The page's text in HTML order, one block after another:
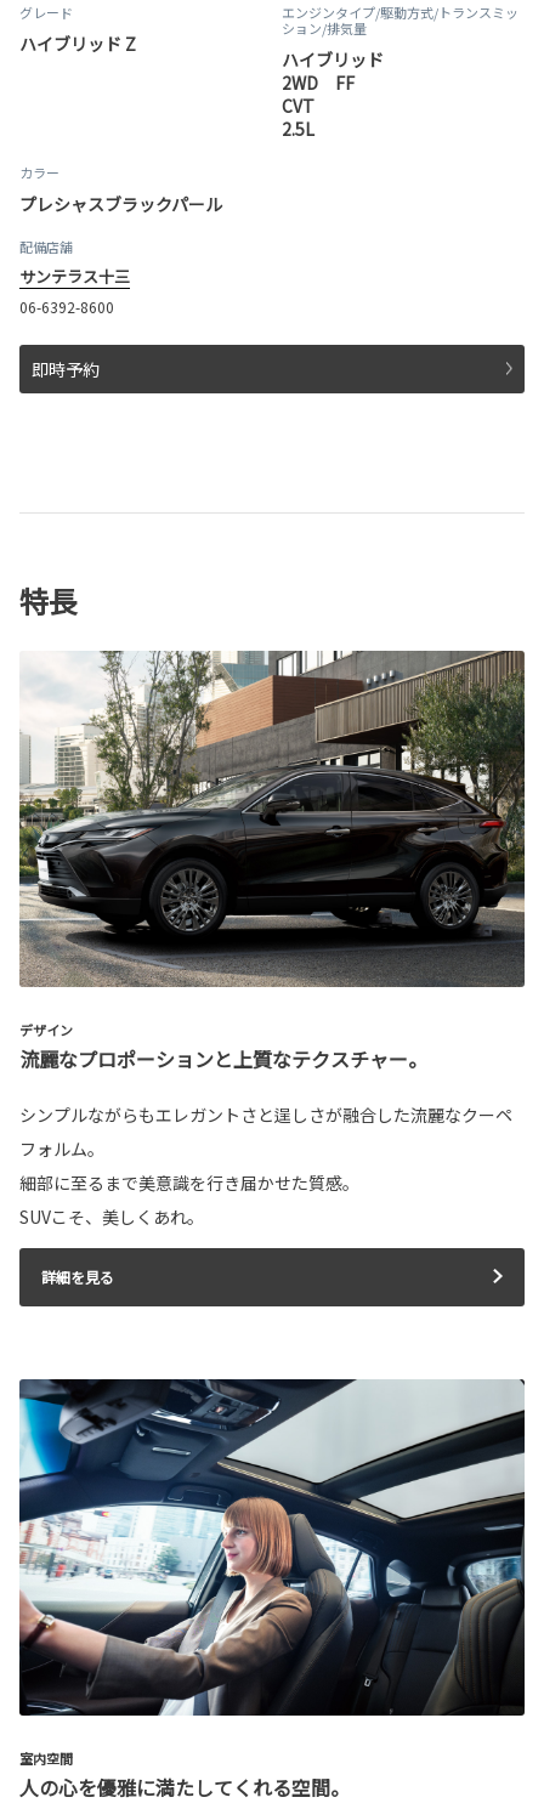
グレード
ハイブリッド Z
エンジンタイプ/駆動方式/トランスミッ
ション/排気量
ハイブリッド
2WD FF
CVT
2.5L
カラー
プレシャスブラックパール
配備店舗
サンテラス十三
06-6392-8600
即時予約
特長
デザイン
流麗なプロポーションと上質なテクスチャー。
シンプルながらもエレガントさと逞しさが融合した流麗なクーペ
フォルム。
細部に至るまで美意識を行き届かせた質感。
SUVこそ、美しくあれ。
詳細を見る
室内空間
人の心を優雅に満たしてくれる空間。